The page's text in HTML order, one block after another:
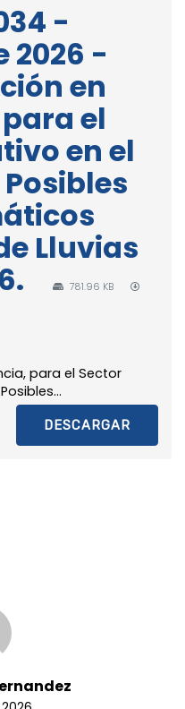
-
2026 -
en
el
en el
Lluvias
781.96 KB
para el Sector
DESCARGAR